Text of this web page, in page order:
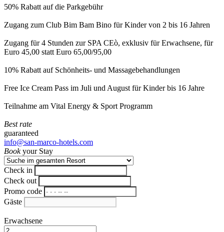
50% Rabatt auf die Parkgebühr
Zugang zum Club Bim Bam Bino für Kinder von 2 bis 16 Jahren
Zugang für 4 Stunden zur SPA CEò, exklusiv für Erwachsene, für
Euro 45,00 statt Euro 65,00/95,00
10% Rabatt auf Schönheits- und Massagebehandlungen
Free Ice Cream Pass im Juli und August für Kinder bis 16 Jahre
Teilnahme am Vital Energy & Sport Programm
Best rate
guaranteed
info@san-marco-hotels.com
Bookyour Stay
Check in
Check out
Promo code
Gäste
Erwachsene